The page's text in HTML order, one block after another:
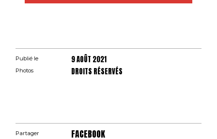
Publié le 9 AOÛT 2021
Photos DROITS RÉSERVÉS
Partager FACEBOOK